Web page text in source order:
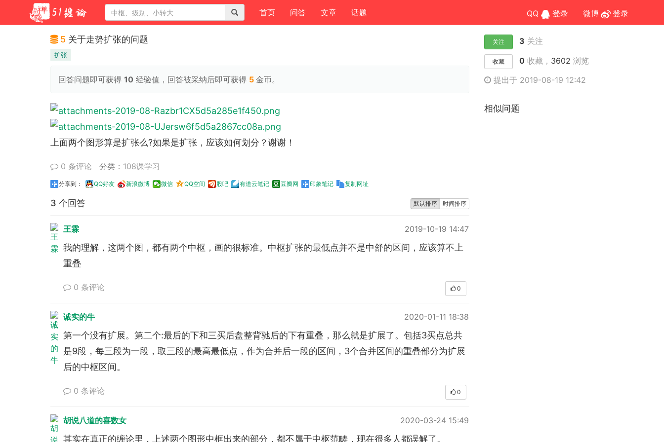
首页(current)
问答 文章 话题 QQ 登录 微博 登录
5 关于走势扩张的问题
扩张
回答问题即可获得 10 经验值，回答被采纳后即可获得 5 金币。
上面两个图形算是扩张么?如果是扩张，应该如何划分？谢谢！
0 条评论 分类： 108课学习
分享到： QQ好友 新浪微博 微信 QQ空间 股吧 有道云笔记 豆瓣网 印象笔记 复制网址
默认排序 时间排序
3 个回答
王霖 2019-10-19 14:47
我的理解，这两个图，都有两个中枢，画的很标准。中枢扩张的最低点并不是中舒的区间，应该算不上
重叠
0 条评论 0
诚实的牛 2020-01-11 18:38
第一个没有扩展。第二个:最后的下和三买后盘整背驰后的下有重叠，那么就是扩展了。包括3买点总共
是9段，每三段为一段，取三段的最高最低点，作为合并后一段的区间，3个合并区间的重叠部分为扩展
后的中枢区间。
0 条评论 0
胡说八道的喜数女 2020-03-24 15:49
其实在真正的缠论里，上述两个图形中框出来的部分，都不属于中枢范畴，现在很多人都误解了。
关注 3 关注
收藏 0收藏， 3602 浏览
提出于 2019-08-19 12:42
相似问题